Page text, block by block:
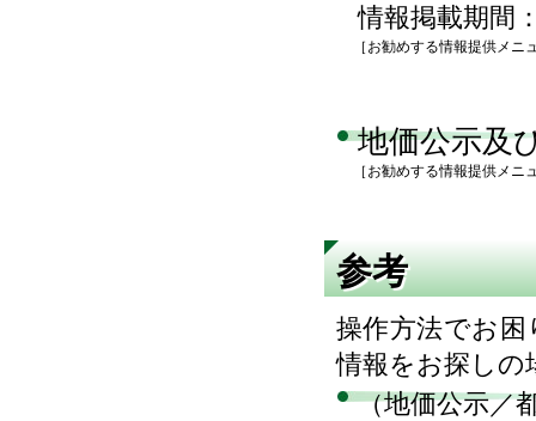
情報掲載期間
［お勧めする情報提供メニ
地価公示及
［お勧めする情報提供メニ
参考
操作方法でお
情報をお探しの
（地価公示／